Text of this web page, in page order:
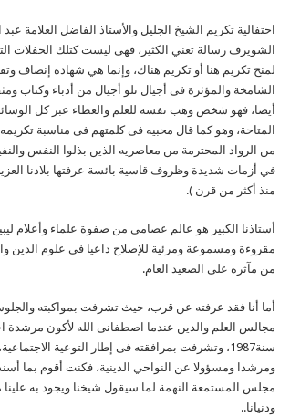
احتفالية تكريم الشيخ الجليل والأستاذ الفاضل العلامة
الشويرف رسالة تعني الكثير، فهى ليست كتلك الحفلات
لمنح تكريم هنا أو تكريم هناك، وإنما هي شهادة إنصاف
الشامخة والمؤثرة فى أجيال تلو أجيال من أدباء وكتاب
أيضا، فهو شخص وهب نفسه للعلم والعطاء عبر كل
المتاحة، وهو كما قال محبيه فى كلمتهم فى مناسبة
من الرواد المحترمة من معاصريه الذين بذلوا النفس
في أزمات شديدة وظروف قاسية بائسة عرفتها بلادنا العزيزة
منذ أكثر من قرن ).
أستاذنا الكبير هو عالم عصامي من صفوة علماء وأعلام
مقروءة ومسموعة ومرئية للإصلاح داعيا فى علوم الدين
من مآثره على الصعيد العام.
أما أنا فقد عرفته عن قرب، حيث تشرفت بمواكبته
مجالس العلم والدين عندما اصطفانى الله لأكون مرشدة
سنة1987، وتشرفت بمرافقته فى إطار التوعية
ومرشدا ومسؤولا عن النواحي الدينية، فكنت أقوم بما
مجلس المستمعة النهمة لما سيقول شيخنا ويجود به علينا
ودنيانا..